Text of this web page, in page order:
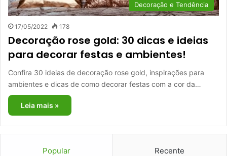
Decoração e Tendência
17/05/2022 178
Decoração rose gold: 30 dicas e ideias
para decorar festas e ambientes!
Confira 30 ideias de decoração rose gold, inspirações para
ambientes e dicas de como decorar festas com a cor da…
Leia mais »
Popular Recente